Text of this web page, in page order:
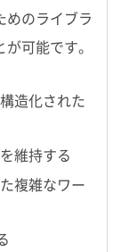
めのライブラ
可能です。
造化された
維持する
複雑なワー